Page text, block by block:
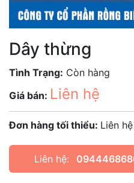
Dây thừng
Tình Trạng: Còn hàng
Giá bán: Liên hệ
Đơn hàng tối thiểu: Liên hệ
Liên hệ: